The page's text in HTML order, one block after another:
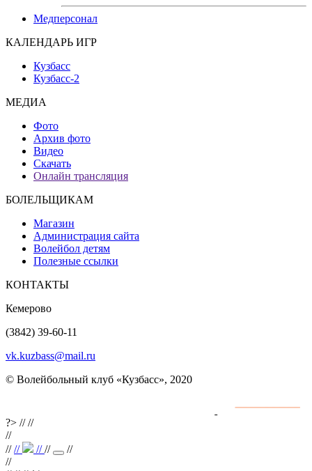
Медперсонал
КАЛЕНДАРЬ ИГР
Кузбасс
Кузбасс-2
МЕДИА
Фото
Архив фото
Видео
Скачать
Онлайн трансляция
БОЛЕЛЬЩИКАМ
Магазин
Администрация сайта
Волейбол детям
Полезные ссылки
КОНТАКТЫ
Кемерово
(3842) 39-60-11
vk.kuzbass@mail.ru
© Волейбольный клуб «Кузбасс», 2020
?> ////
//
//// ////
//
//